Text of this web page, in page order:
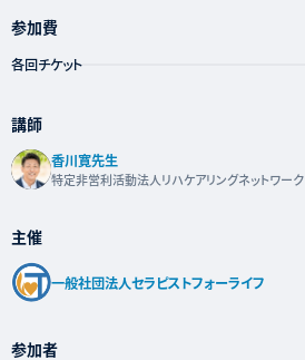
参加費
各回チケット
講師
香川寛先生
特定非営利活動法人リハケアリングネットワーク
主催
一般社団法人セラピストフォーライフ
参加者